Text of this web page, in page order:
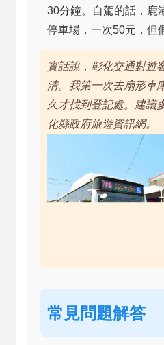
30分鐘。自駕的話，鹿
停車場，一次50元，但
實話說，彰化交通對遊
清。我第一次去扇形車
久才找到登記處。建議
化縣政府旅遊資訊網。
常見問題解答